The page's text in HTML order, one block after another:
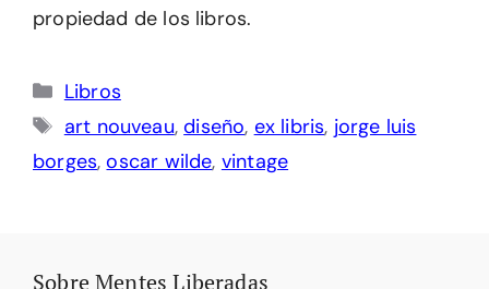
propiedad de los libros.
Categorías
Libros
Etiquetas
art nouveau,diseño, ex libris, jorge luis
borges,oscar wilde, vintage
Sobre Mentes Liberadas